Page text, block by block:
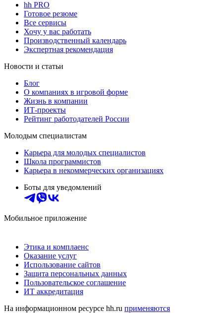
hh PRO
Готовое резюме
Все сервисы
Хочу у вас работать
Производственный календарь
Экспертная рекомендация
Новости и статьи
Блог
О компаниях в игровой форме
Жизнь в компании
ИТ-проекты
Рейтинг работодателей России
Молодым специалистам
Карьера для молодых специалистов
Школа программистов
Карьера в некоммерческих организациях
Боты для уведомлений
Мобильное приложение
Этика и комплаенс
Оказание услуг
Использование сайтов
Защита персональных данных
Пользовательское соглашение
ИТ аккредитация
На информационном ресурсе hh.ru применяются